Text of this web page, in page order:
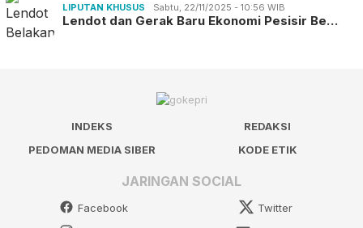
LIPUTAN KHUSUS Sabtu, 22/11/2025 - 10:56 WIB
Lendot dan Gerak Baru Ekonomi Pesisir Be…
INDEKS
REDAKSI
PEDOMAN MEDIA SIBER
KODE ETIK
JARINGAN SOCIAL
Facebook
Twitter